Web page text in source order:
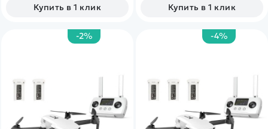
Купить в 1 клик
Купить в 1 клик
-2% -4%